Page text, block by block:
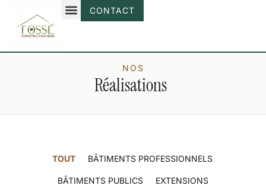
CONTACT
NOS
Réalisations
TOUT BÂTIMENTS PROFESSIONNELS
BÂTIMENTS PUBLICS EXTENSIONS